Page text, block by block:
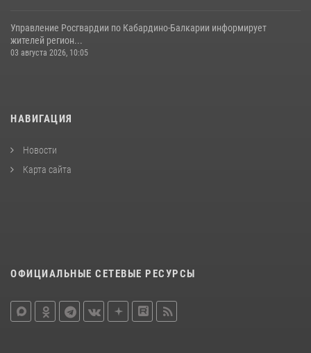
Управление Росгвардии по Кабардино-Балкарии информирует
жителей регион...
03 августа 2026, 10:05
НАВИГАЦИЯ
Новости
Карта сайта
ОФИЦИАЛЬНЫЕ СЕТЕВЫЕ РЕСУРСЫ